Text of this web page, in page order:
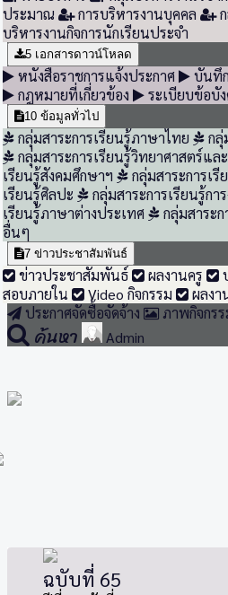
ประมาณ
การบริหารงานบุคคล ก
บริหารงานกิจการนักเรียนประจำ
5 เอกสารดาวน์โหลด
หนังสือราชการแจ้งประกาศ บันทึ
กฎหมายที่เกี่ยวข้อง
ระเบียบข้อบั
10 ข้อมูลทั่วไป
กลุ่มสาระการเรียนรู้ภาษาไทย
กลุ่
กลุ่มสาระการเรียนรู้วิทยาศาสตร์แล
เรียนรู้สังคมศึกษาฯ
กลุ่มสาระการเ
เรียนรู้ศิลปะ
กลุ่มสาระการเรียนรู้กา
เรียนรู้ภาษาต่างประเทศ
กลุ่มสาระ
อื่นๆ
7 ข่าวประชาสัมพันธ์
ข่าวประชาสัมพันธ์ ผลงานครู
สอบภายใน
Video กิจกรรม ผลงา
ประกาศจัดซื้อจัดจ้าง
ภาพกิจกร
ค้นหา Admin
ฉบับที่ 65